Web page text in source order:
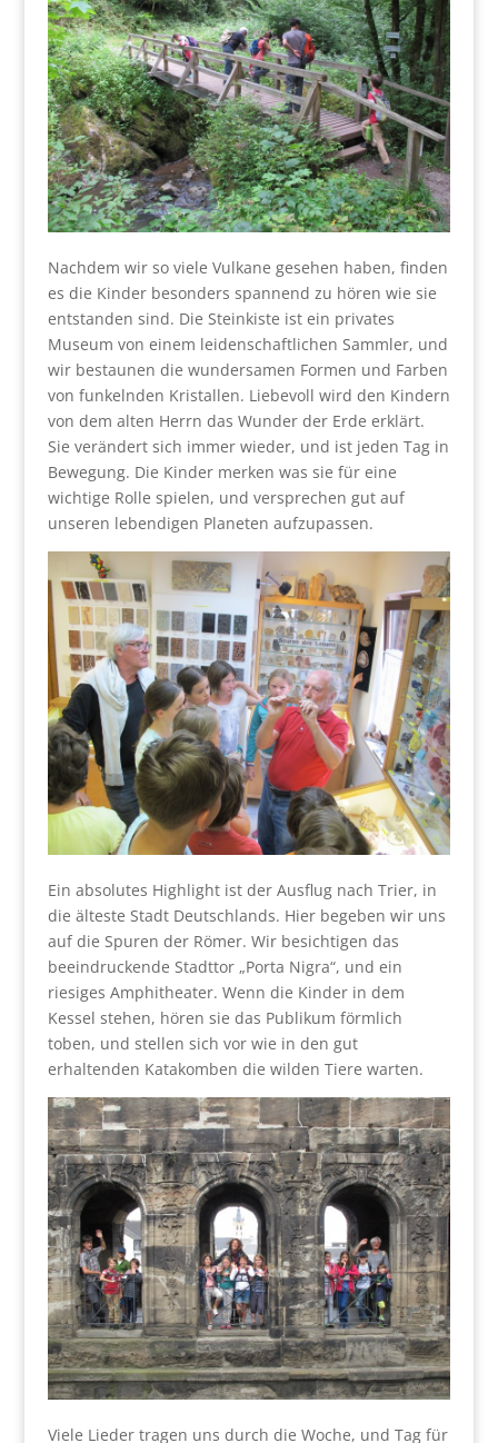
Nachdem wir so viele Vulkane gesehen haben, finden
es die Kinder besonders spannend zu hören wie sie
entstanden sind. Die Steinkiste ist ein privates
Museum von einem leidenschaftlichen Sammler, und
wir bestaunen die wundersamen Formen und Farben
von funkelnden Kristallen. Liebevoll wird den Kindern
von dem alten Herrn das Wunder der Erde erklärt.
Sie verändert sich immer wieder, und ist jeden Tag in
Bewegung. Die Kinder merken was sie für eine
wichtige Rolle spielen, und versprechen gut auf
unseren lebendigen Planeten aufzupassen.
Ein absolutes Highlight ist der Ausflug nach Trier, in
die älteste Stadt Deutschlands. Hier begeben wir uns
auf die Spuren der Römer. Wir besichtigen das
beeindruckende Stadttor „Porta Nigra“, und ein
riesiges Amphitheater. Wenn die Kinder in dem
Kessel stehen, hören sie das Publikum förmlich
toben, und stellen sich vor wie in den gut
erhaltenden Katakomben die wilden Tiere warten.
Viele Lieder tragen uns durch die Woche, und Tag für